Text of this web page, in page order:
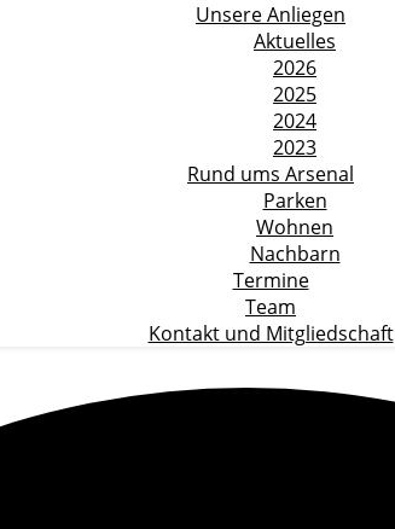
Unsere Anliegen
Aktuelles
2026
2025
2024
2023
Rund ums Arsenal
Parken
Wohnen
Nachbarn
Termine
Team
Kontakt und Mitgliedschaft